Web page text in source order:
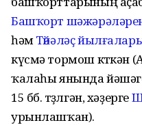
Башҡорт
һәмТөйәләҫ
күсмә тормош көткән
ҡалаһы янында
15 бб. төҙөлгән, хәҙерге
урынлашҡан).